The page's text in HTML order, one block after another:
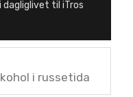
til iTros
i russetida